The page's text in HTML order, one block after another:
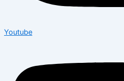
Youtube